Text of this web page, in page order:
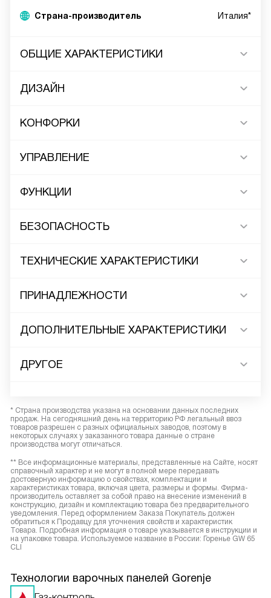
Страна-производитель Италия*
ОБЩИЕ ХАРАКТЕРИСТИКИ
ДИЗАЙН
КОНФОРКИ
УПРАВЛЕНИЕ
ФУНКЦИИ
БЕЗОПАСНОСТЬ
ТЕХНИЧЕСКИЕ ХАРАКТЕРИСТИКИ
ПРИНАДЛЕЖНОСТИ
ДОПОЛНИТЕЛЬНЫЕ ХАРАКТЕРИСТИКИ
ДРУГОЕ
* Страна производства указана на основании данных последних
продаж. На сегодняшний день на территорию РФ легальный ввоз
товаров разрешен с разных официальных заводов, поэтому в
некоторых случаях у заказанного товара данные о стране
производства могут отличаться.
** Все информационные материалы, представленные на Сайте, носят
справочный характер и не могут в полной мере передавать
достоверную информацию о свойствах, комплектации и
характеристиках товара, включая цвета, размеры и формы. Фирма-
производитель оставляет за собой право на внесение изменений в
конструкцию, дизайн и комплектацию товара без предварительного
уведомления. Перед оформлением Заказа Покупатель должен
обратиться к Продавцу для уточнения свойств и характеристик
Товара. Подробная информация о товаре указывается в инструкции и
на упаковке товара. Используемое название в России: Горенье GW 65
CLI
Технологии варочных панелей Gorenje